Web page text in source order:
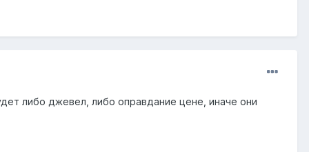
либо джевел, либо оправдание цене, иначе они